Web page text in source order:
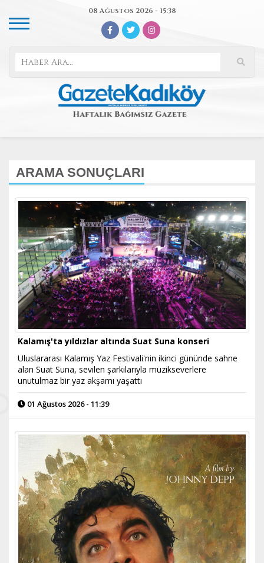
08 Ağustos 2026 - 15:38
ARAMA SONUÇLARI
Kalamış'ta yıldızlar altında Suat Suna konseri
Uluslararası Kalamış Yaz Festivali'nin ikinci gününde sahne
alan Suat Suna, sevilen şarkılarıyla müzikseverlere
unutulmaz bir yaz akşamı yaşattı
01 Ağustos 2026 - 11:39